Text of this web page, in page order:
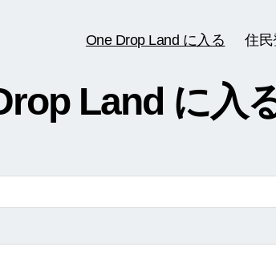
One Drop Land に入る 住
Land に入